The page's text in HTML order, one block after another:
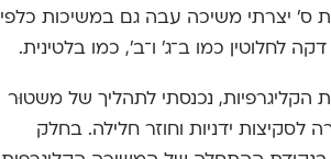
ס׳ יצרתי משיכה עבה גם במשיכות כלפי
לחלוטין כמו ב־ג׳ ו־ב׳, כמו בלטינית.
הקליגרפיות, נכנסתי לתהליך של משטוּר
לסקיצות ידניות וחוזר חלילה. בחלק